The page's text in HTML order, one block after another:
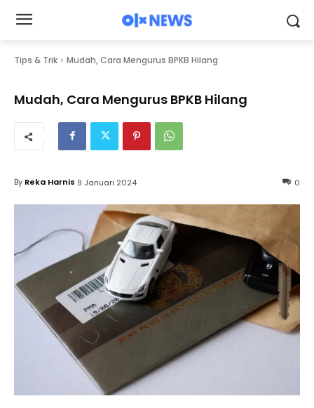
Tips & Trik Mudah, Cara Mengurus BPKB Hilang
Mudah, Cara Mengurus BPKB Hilang
0
By Reka Harnis 9 Januari 2024